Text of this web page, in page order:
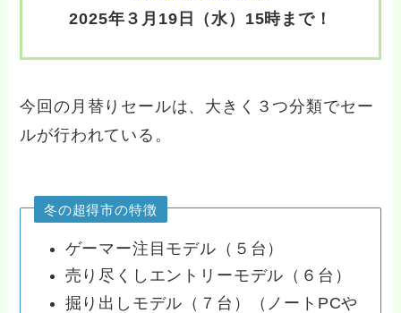
2025年３月19日（水）15時まで！
今回の月替りセールは、大きく３つ分類でセー
ルが行われている。
冬の超得市の特徴
ゲーマー注目モデル（５台）
売り尽くしエントリーモデル（６台）
掘り出しモデル（７台）（ノートPCや